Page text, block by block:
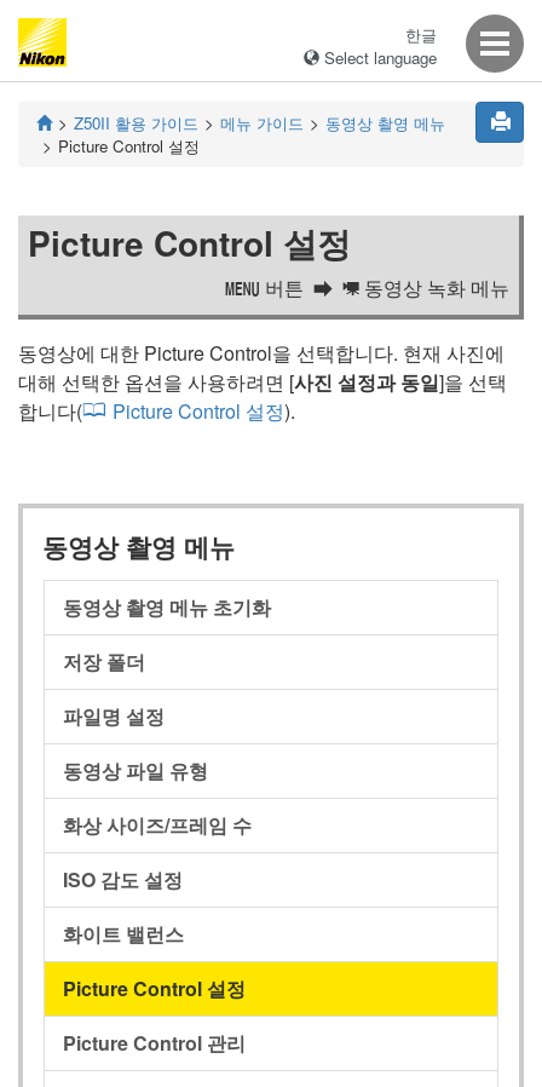
한글
Select language
Z50II 활용 가이드 메뉴 가이드
동영상 촬영 메뉴
Picture Control 설정
Picture Control 설정
G 버튼 1 동영상 녹화 메뉴
동영상에 대한 Picture Control을 선택합니다. 현재 사진에
대해 선택한 옵션을 사용하려면 [사진 설정과 동일]을 선택
합니다(
Picture Control 설정).
동영상 촬영 메뉴
동영상 촬영 메뉴 초기화
저장 폴더
파일명 설정
동영상 파일 유형
화상 사이즈/프레임 수
ISO 감도 설정
화이트 밸런스
Picture Control 설정
Picture Control 관리